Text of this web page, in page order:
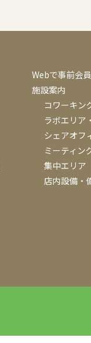
Webで事前会
施設案内
コワーキン
ラボエリア
シェアオフ
ミーティン
集中エリア
店内設備・